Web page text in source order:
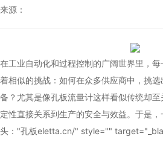
来源：
在工业自动化和过程控制的广阔世界里，
着相似的挑战：如何在众多供应商中，挑
备？尤其是像孔板流量计这样看似传统却
定性直接关系到生产的安全与效益。于是
头："孔板eletta.cn/" style=""